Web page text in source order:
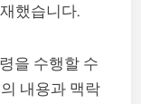
했습니다.
을 수행할 수
내용과 맥락